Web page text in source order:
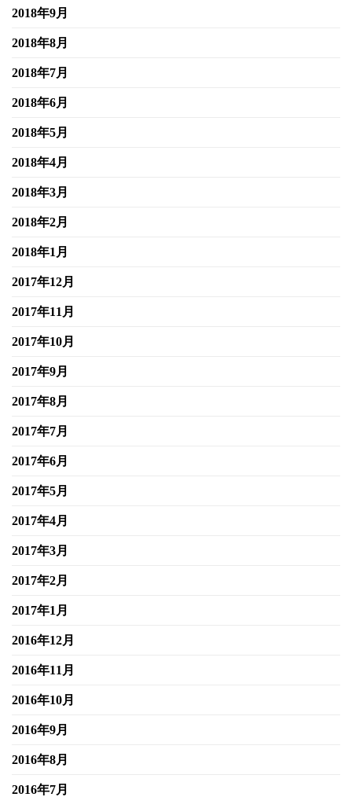
2018年9月
2018年8月
2018年7月
2018年6月
2018年5月
2018年4月
2018年3月
2018年2月
2018年1月
2017年12月
2017年11月
2017年10月
2017年9月
2017年8月
2017年7月
2017年6月
2017年5月
2017年4月
2017年3月
2017年2月
2017年1月
2016年12月
2016年11月
2016年10月
2016年9月
2016年8月
2016年7月